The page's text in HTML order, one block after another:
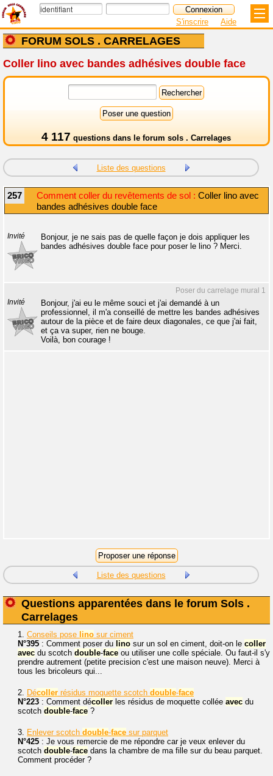
FORUM SOLS . CARRELAGES
S'inscrire Aide
Coller lino avec bandes adhésives double face
4 117 questions dans le forum sols . Carrelages
Liste des questions
257 Comment coller du revêtements de sol : Coller lino avec
bandes adhésives double face
Invité
Bonjour, je ne sais pas de quelle façon je dois appliquer les
bandes adhésives double face pour poser le lino ? Merci.
Poser du carrelage mural 1
Invité
Bonjour, j'ai eu le même souci et j'ai demandé à un
professionnel, il m'a conseillé de mettre les bandes adhésives
autour de la pièce et de faire deux diagonales, ce que j'ai fait,
et ça va super, rien ne bouge.
Voilà, bon courage !
Liste des questions
Questions apparentées dans le forum Sols .
Carrelages
1. Conseils pose lino sur ciment
N°395 : Comment poser du lino sur un sol en ciment, doit-on le coller
avec du scotch double-face ou utiliser une colle spéciale. Ou faut-il s'y
prendre autrement (petite precision c'est une maison neuve). Merci à
tous les bricoleurs qui...
2. Décoller résidus moquette scotch double-face
N°223 : Comment décoller les résidus de moquette collée avec du
scotch double-face ?
3. Enlever scotch double-face sur parquet
N°425 : Je vous remercie de me répondre car je veux enlever du
scotch double-face dans la chambre de ma fille sur du beau parquet.
Comment procéder ?